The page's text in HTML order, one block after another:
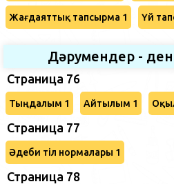
Жағдаяттық тапсырма 1 Үй
Дәрумендер -
Страница 76
Тыңдалым 1 Айтылым 1
Страница 77
Әдеби тіл нормалары 1
Страница 78